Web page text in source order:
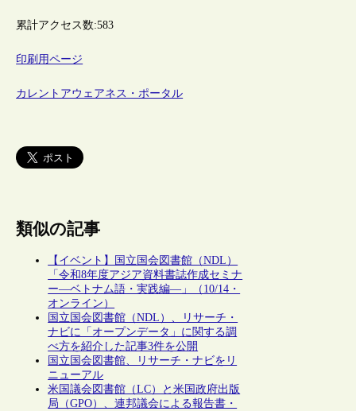
累計アクセス数:583
印刷用ページ
カレントアウェアネス・ポータル
類似の記事
【イベント】国立国会図書館（NDL）
「令和8年度アジア資料書誌作成セミナ
ー―ベトナム語・実践編―」（10/14・
オンライン）
国立国会図書館（NDL）、リサーチ・
ナビに「オープンデータ」に関する調
べ方を紹介した記事3件を公開
国立国会図書館、リサーチ・ナビをリ
ニューアル
米国議会図書館（LC）と米国政府出版
局（GPO）、連邦議会による報告書・